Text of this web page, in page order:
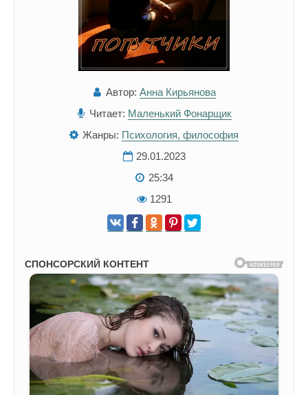
Автор: Анна Кирьянова
Читает: Маленький Фонарщик
Жанры: Психология, философия
29.01.2023
25:34
1291